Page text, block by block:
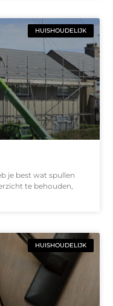
HUISHOUDELIJK
je best wat spullen
te behouden,
HUISHOUDELIJK